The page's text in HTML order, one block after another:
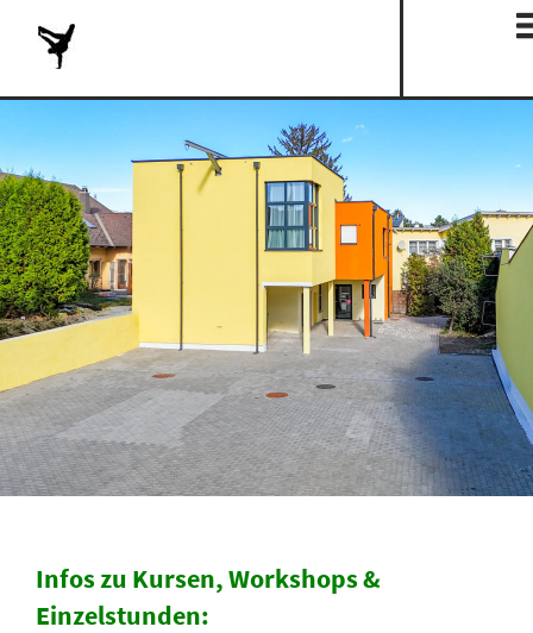
Infos zu Kursen, Workshops &
Einzelstunden: